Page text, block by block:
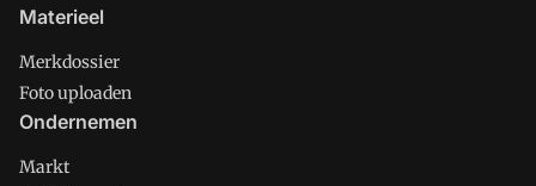
Materieel
Merkdossier
Foto uploaden
Ondernemen
Markt